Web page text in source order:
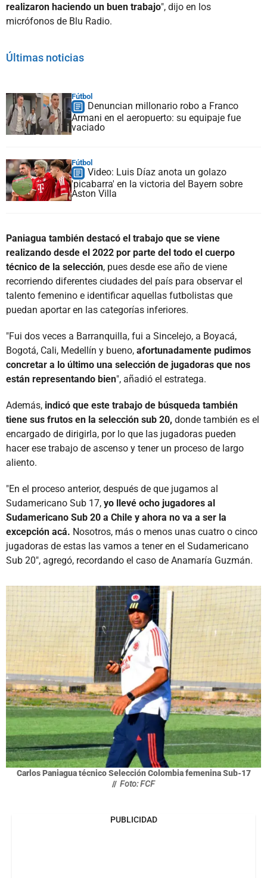
realizaron haciendo un buen trabajo", dijo en los
micrófonos de Blu Radio.
Últimas noticias
Fútbol
Denuncian millonario robo a Franco
Armani en el aeropuerto: su equipaje fue
vaciado
Fútbol
Video: Luis Díaz anota un golazo
'picabarra' en la victoria del Bayern sobre
Aston Villa
Paniagua también destacó el trabajo que se viene
realizando desde el 2022 por parte del todo el cuerpo
técnico de la selección, pues desde ese año de viene
recorriendo diferentes ciudades del país para observar el
talento femenino e identificar aquellas futbolistas que
puedan aportar en las categorías inferiores.
"Fui dos veces a Barranquilla, fui a Sincelejo, a Boyacá,
Bogotá, Cali, Medellín y bueno, afortunadamente pudimos
concretar a lo último una selección de jugadoras que nos
están representando bien", añadió el estratega.
Además, indicó que este trabajo de búsqueda también
tiene sus frutos en la selección sub 20, donde también es el
encargado de dirigirla, por lo que las jugadoras pueden
hacer ese trabajo de ascenso y tener un proceso de largo
aliento.
"En el proceso anterior, después de que jugamos al
Sudamericano Sub 17, yo llevé ocho jugadores al
Sudamericano Sub 20 a Chile y ahora no va a ser la
excepción acá. Nosotros, más o menos unas cuatro o cinco
jugadoras de estas las vamos a tener en el Sudamericano
Sub 20", agregó, recordando el caso de Anamaría Guzmán.
Carlos Paniagua técnico Selección Colombia femenina Sub-17
// Foto: FCF
PUBLICIDAD